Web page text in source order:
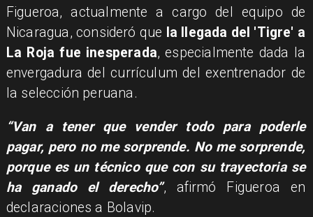
​Figueroa, actualmente a cargo del equipo de
Nicaragua, consideró que la llegada del 'Tigre' a
La Roja fue inesperada, especialmente dada la
envergadura del currículum del exentrenador de
la selección peruana.
“Van a tener que vender todo para poderle
pagar, pero no me sorprende. No me sorprende,
porque es un técnico que con su trayectoria se
ha ganado el derecho”, afirmó Figueroa en
declaraciones a Bolavip.